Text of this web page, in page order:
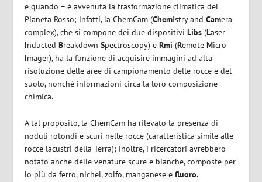
e quando – è avvenuta la trasformazione climatica del
Pianeta Rosso; infatti, la ChemCam (Chemistry andCamera
complex), che si compone dei due dispositiviLibs (Laser
InductedBreakdownSpectroscopy) eRmi (RemoteMicro
Imager), ha la funzione di acquisire immagini ad alta
risoluzione delle aree di campionamento delle rocce e del
suolo, nonché informazioni circa la loro composizione
chimica.
A tal proposito, la ChemCam ha rilevato la presenza di
noduli rotondi e scuri nelle rocce (caratteristica simile alle
rocce lacustri della Terra); inoltre, i ricercatori avrebbero
notato anche delle venature scure e bianche, composte per
lo più da ferro, nichel, zolfo, manganese efluoro.